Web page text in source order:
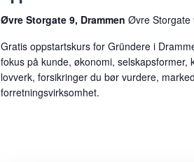
Øvre Storgate 9, Drammen Øvre Storgate
Gratis oppstartskurs for Gründere i
fokus på kunde, økonomi,
lovverk, forsikringer du bør vurdere,
forretningsvirksomhet.